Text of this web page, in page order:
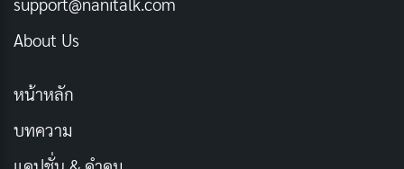
ตกอับคืนเวที ฝังใจกว่าแค่เพลงเดียวใน Netflix
ชื่อเรื่องในภาษาไทย: เกมดูดโลก ตะลุยด่านมหัศจรรย์
ประเภท: แอ็กชัน, ผจญภัย, ตลก
About Us
หน้าหลัก
บทความ